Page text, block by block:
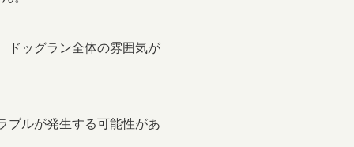
ドッグラン全体の雰囲気が
ブルが発生する可能性があ